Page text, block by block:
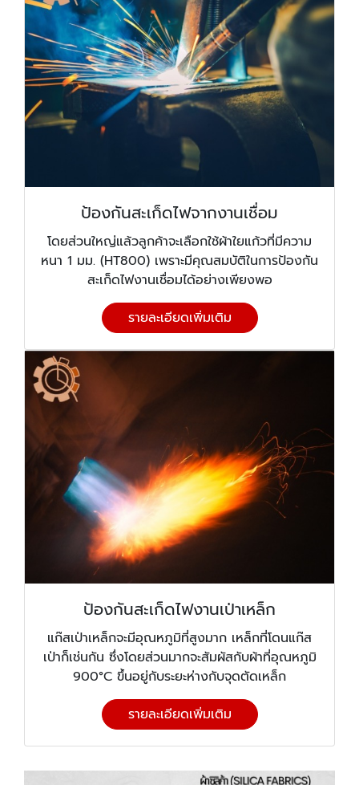
ป้องกันสะเก็ดไฟจากงานเชื่อม
โดยส่วนใหญ่แล้วลูกค้าจะเลือกใช้ผ้าใยแก้วที่มีความ
หนา 1 มม. (HT800) เพราะมีคุณสมบัติในการป้องกัน
สะเก็ดไฟงานเชื่อมได้อย่างเพียงพอ
รายละเอียดเพิ่มเติม
ป้องกันสะเก็ดไฟงานเป่าเหล็ก
แก๊สเป่าเหล็กจะมีอุณหภูมิที่สูงมาก เหล็กที่โดนแก๊ส
เป่าก็เช่นกัน ซึ่งโดยส่วนมากจะสัมผัสกับผ้าที่อุณหภูมิ
900°C ขึ้นอยู่กับระยะห่างกับจุดตัดเหล็ก
รายละเอียดเพิ่มเติม